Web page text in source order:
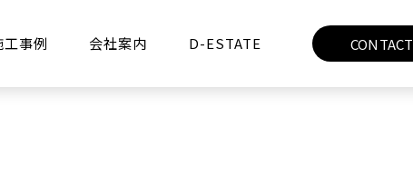
工事例 会社案内 D-ESTATE CONTACT